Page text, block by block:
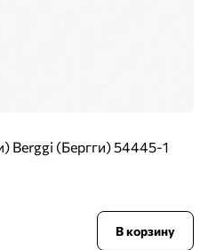
Berggi (Бергги) 54445-1
В корзину